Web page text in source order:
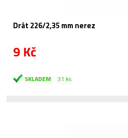
Drát 226/2,35 mm nerez
9 Kč
SKLADEM 31 ks